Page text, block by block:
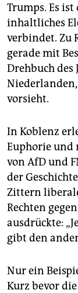
Trumps. Es
inhaltliches
verbindet. Zu
gerade mit
Drehbuch des
vorsieht.
In Koblenz
Euphorie und
von AfD und
der
Zittern
Rechten
ausdrückte:
gibt den
Nur ein
Kurz bevor